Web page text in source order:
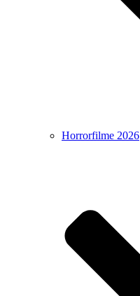
Horrorfilme 2026